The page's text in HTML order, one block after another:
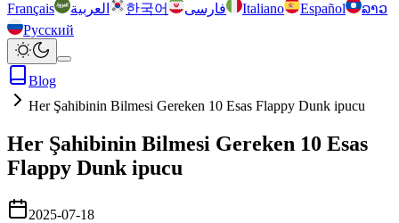
Français
العربية 한국어 فارسی Italiano Español
ລາວ
Русский
Blog
Her Şahibinin Bilmesi Gereken 10 Esas Flappy Dunk ipucu
Her Şahibinin Bilmesi Gereken 10 Esas
Flappy Dunk ipucu
2025-07-18